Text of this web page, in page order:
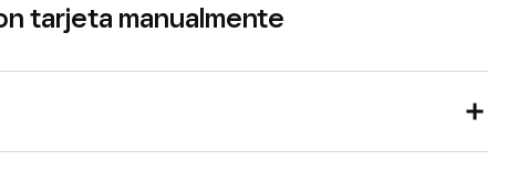
tarjeta manualmente